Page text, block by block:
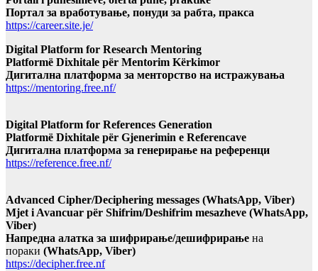
Портал за вработување, понуди за рабта, пракса
https://career.site.je/
Digital Platform for Research Mentoring
Platformë Dixhitale për Mentorim Kërkimor
Дигитална платформа за менторство на истражувања
https://mentoring.free.nf/
Digital Platform for References Generation
Platformë Dixhitale për Gjenerimin e Referencave
Дигитална платформа за генерирање на референци
https://reference.free.nf/
Advanced Cipher/Deciphering messages (WhatsApp, Viber)
Mjet i Avancuar për Shifrim/Deshifrim mesazheve (WhatsApp,
Viber)
Напредна алатка за шифрирање/дешифрирање на
пораки (WhatsApp, Viber)
https://decipher.free.nf